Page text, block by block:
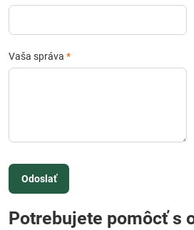
Vaša správa *
Odoslať
Potrebujete pomôcť s